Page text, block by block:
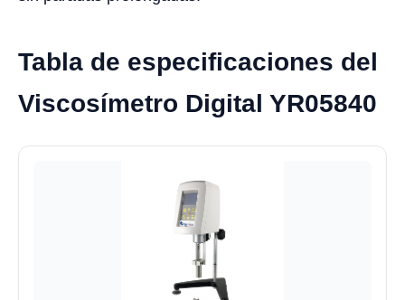
Tabla de especificaciones del
Viscosímetro Digital YR05840